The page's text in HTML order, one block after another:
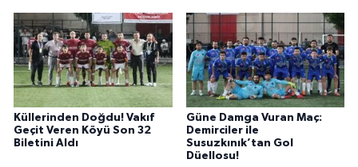
Küllerinden Doğdu! Vakıf
Geçit Veren Köyü Son 32
Biletini Aldı
Güne Damga Vuran Maç:
Demirciler ile
Susuzkınık’tan Gol
Düellosu!